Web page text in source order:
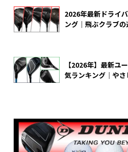
2026年最新ドライ
ング｜飛ぶクラブ
【2026年】最新ユ
気ランキング｜や